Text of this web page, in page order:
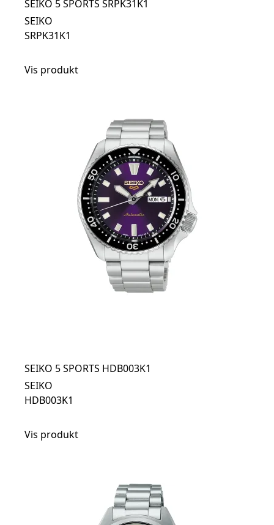
SEIKO 5 SPORTS SRPK31K1
SEIKO
SRPK31K1
Vis produkt
SEIKO 5 SPORTS HDB003K1
SEIKO
HDB003K1
Vis produkt